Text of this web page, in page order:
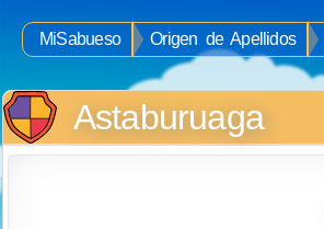
MiSabueso Origen de Apellidos
Astaburuaga